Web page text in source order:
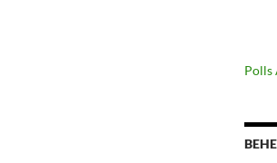
Polls